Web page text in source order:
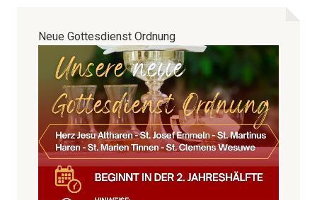
Neue Gottesdienst Ordnung